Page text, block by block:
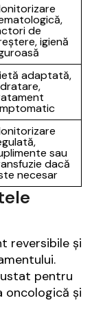
de
igienă
adaptată,
sau
dacă
necesar
reversibile și
pentru
oncologică și